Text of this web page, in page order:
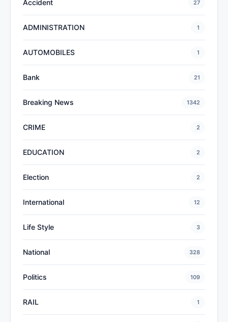
Accident 27
ADMINISTRATION 1
AUTOMOBILES 1
Bank 21
Breaking News 1342
CRIME 2
EDUCATION 2
Election 2
International 12
Life Style 3
National 328
Politics 109
RAIL 1